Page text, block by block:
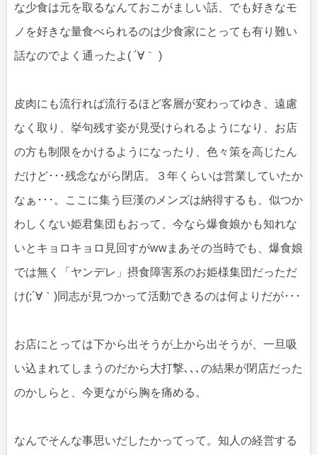
な少食は元を取るなんておこがましい話、でも好きなモ
ノを好きな量食べられるのは少食家にとっても有り難い
話なのでよく通ったよ( ´∀｀ )
皮肉にも流行れば流行るほど客層が変わってゆき、遠慮
なく取り、挙句残す姿が見受けられるようになり、お店
の方も制限をかけるようになったり、色々策を高じたん
だけど･･･残念ながら閉店。３年くらいは営業していたか
なぁ･･･。ここに集う巨漢のメンズは納得するも、似つか
わしくない姫君集団もおって、今なら爆食娘かも知れな
いとキョロキョロ見回すがwwまあその当時でも、爆食娘
では無く「ヤンデレ」摂食障害系のお姫様集団だっただ
け(;´∀｀)同志が見つかって活動できるのは何よりだが･･･
お店にとっては下から出そうが上から出そうが、一旦吸
い込まれてしまうのだから大打撃､､､の結果が閉店だった
のかしらと、今更ながら胸を痛める。
なんでそんな事思いだしたかってって。知人の経営する